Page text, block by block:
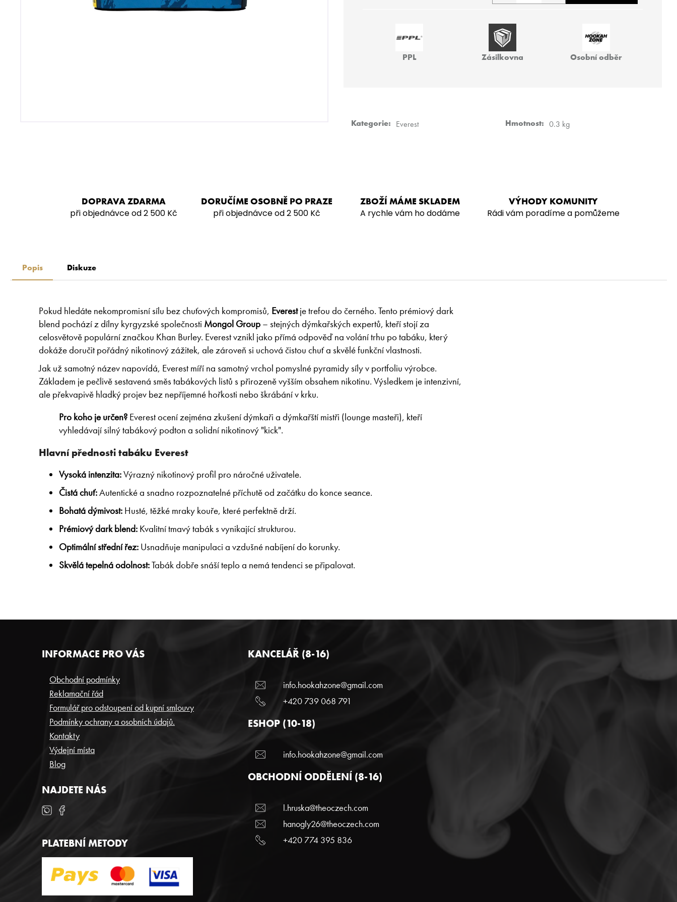
PPL Zásilkovna Osobní odběr
Kategorie: Everest Hmotnost: 0.3 kg
DOPRAVA ZDARMA
při objednávce od 2 500 Kč
DORUČÍME OSOBNĚ PO PRAZE
při objednávce od 2 500 Kč
ZBOŽÍ MÁME SKLADEM
A rychle vám ho dodáme
VÝHODY KOMUNITY
Rádi vám poradíme a pomůžeme
Popis Diskuze
Pokud hledáte nekompromisní sílu bez chuťových kompromisů, Everestje trefou do černého. Tento prémiový dark
blend pochází z dílny kyrgyzské společnosti Mongol Group – stejných dýmkařských expertů, kteří stojí za
celosvětově populární značkou Khan Burley. Everest vznikl jako přímá odpověď na volání trhu po tabáku, který
dokáže doručit pořádný nikotinový zážitek, ale zároveň si uchová čistou chuť a skvělé funkční vlastnosti.
Jak už samotný název napovídá, Everest míří na samotný vrchol pomyslné pyramidy síly v portfoliu výrobce.
Základem je pečlivě sestavená směs tabákových listů s přirozeně vyšším obsahem nikotinu. Výsledkem je intenzivní,
ale překvapivě hladký projev bez nepříjemné hořkosti nebo škrábání v krku.
Pro koho je určen? Everest ocení zejména zkušení dýmkaři a dýmkařští mistři (lounge masteři), kteří
vyhledávají silný tabákový podton a solidní nikotinový "kick".
Hlavní přednosti tabáku Everest
Vysoká intenzita:Výrazný nikotinový profil pro náročné uživatele.
Čistá chuť:Autentické a snadno rozpoznatelné příchutě od začátku do konce seance.
Bohatá dýmivost: Husté, těžké mraky kouře, které perfektně drží.
Prémiový dark blend: Kvalitní tmavý tabák s vynikající strukturou.
Optimální střední řez: Usnadňuje manipulaci a vzdušné nabíjení do korunky.
Skvělá tepelná odolnost:Tabák dobře snáší teplo a nemá tendenci se připalovat.
MUSTHAVE 200G - CURANT
DARKSIDE CORE 200G - SUPERNOVA
INFORMACE PRO VÁS
Obchodní podmínky
Reklamační řád
Formulář pro odstoupení od kupní smlouvy
Podmínky ochrany a osobních údajů.
Kontakty
Výdejní místa
Blog
NAJDETE NÁS
PLATEBNÍ METODY
KANCELÁŘ (8-16)
info.hookahzone@gmail.com
+420 739 068 791
ESHOP (10-18)
info.hookahzone@gmail.com
OBCHODNÍ ODDĚLENÍ (8-16)
l.hruska@theoczech.com
hanogly26@theoczech.com
+420 774 395 836